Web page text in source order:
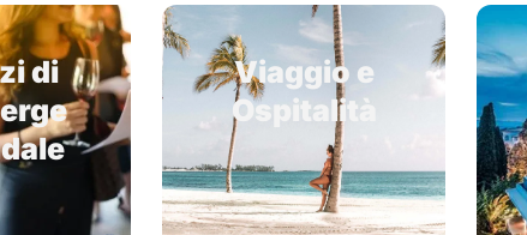
di
Viaggio e
Ospitalità